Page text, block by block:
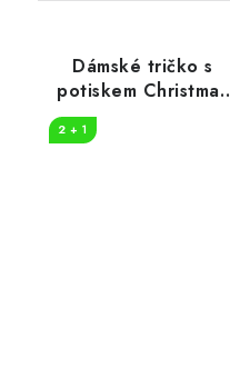
Dámské tričko s
potiskem Christmas
2 + 1